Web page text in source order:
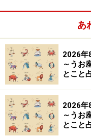
気学風水鑑定家。心
ら風水師に師事し
断）、吉日の選定
ぶ。上から押し付け
り添う」鑑定スタイ
ない。テレビ、ラジ
雑誌での執筆など幅
子。あだ名はナッキ
あ
2026年
～うお
とこと
2026年
～うお
とこと